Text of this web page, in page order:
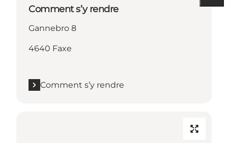
Comment s’y rendre
Gannebro 8
4640 Faxe
Comment s’y rendre